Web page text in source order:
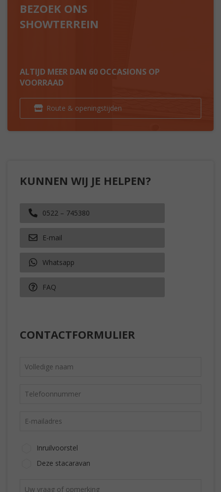
BEZOEK ONS
SHOWTERREIN
ALTIJD MEER DAN 60 OCCASIONS OP
VOORRAAD
Route & openingstijden
KUNNEN WIJ JE HELPEN?
0522 – 745380
E-mail
Whatsapp
FAQ
CONTACTFORMULIER
Inruilvoorstel
Deze stacaravan